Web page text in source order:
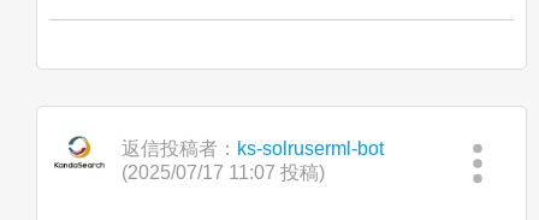
返信投稿者： ks-solruserml-bot
(2025/07/17 11:07 投稿)